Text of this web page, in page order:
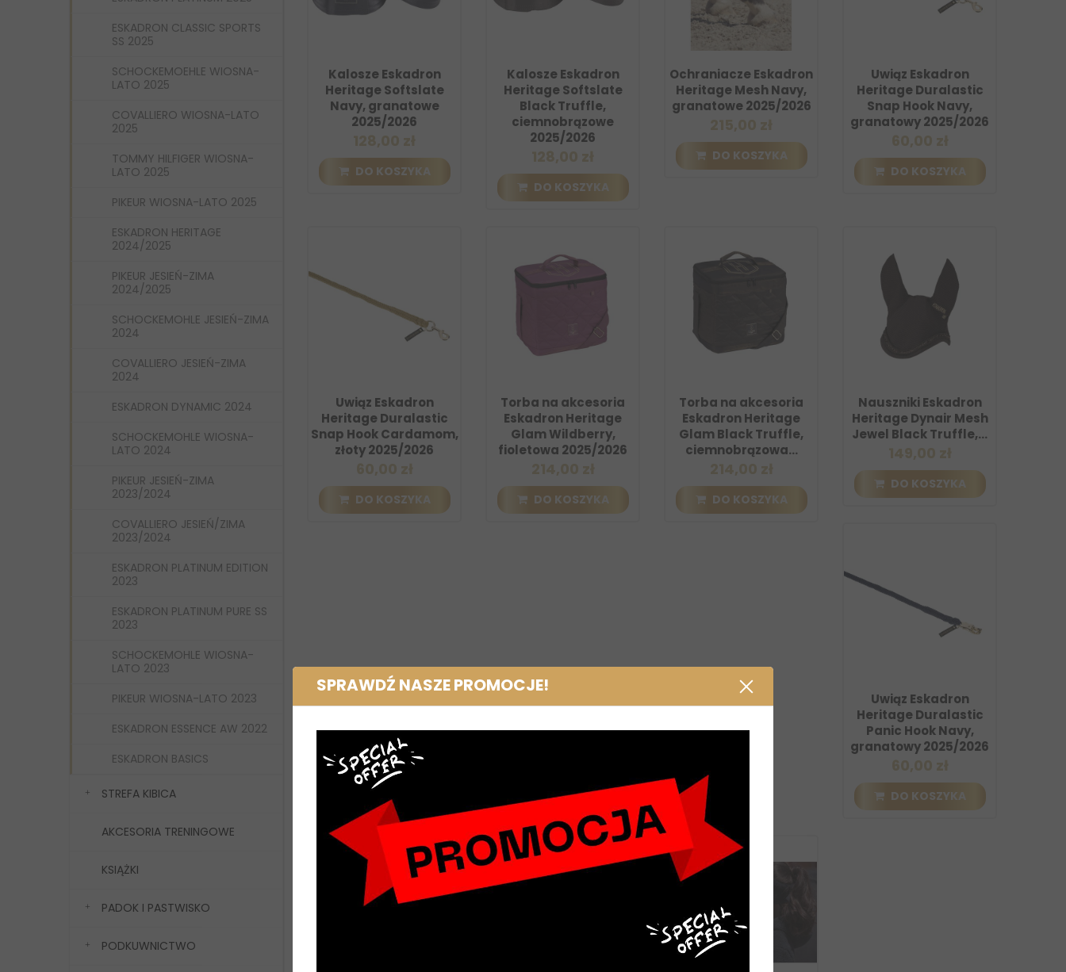
SPRAWDŹ NASZE PROMOCJE!
ESKADRON CLASSIC SPORTS
SS 2025
SCHOCKEMOEHLE WIOSNA-
LATO 2025
COVALLIERO WIOSNA-LATO
2025
TOMMY HILFIGER WIOSNA-
LATO 2025
PIKEUR WIOSNA-LATO 2025
ESKADRON HERITAGE
2024/2025
PIKEUR JESIEŃ-ZIMA
2024/2025
SCHOCKEMOHLE JESIEŃ-ZIMA
2024
COVALLIERO JESIEŃ-ZIMA
2024
ESKADRON DYNAMIC 2024
SCHOCKEMOHLE WIOSNA-
LATO 2024
PIKEUR JESIEŃ-ZIMA
2023/2024
COVALLIERO JESIEŃ/ZIMA
2023/2024
ESKADRON PLATINUM EDITION
2023
ESKADRON PLATINUM PURE SS
2023
SCHOCKEMOHLE WIOSNA-
LATO 2023
PIKEUR WIOSNA-LATO 2023
ESKADRON ESSENCE AW 2022
ESKADRON BASICS
STREFA KIBICA
AKCESORIA TRENINGOWE
KSIĄŻKI
PADOK I PASTWISKO
PODKUWNICTWO
Kalosze Eskadron
Heritage Softslate
Navy, granatowe
2025/2026
DO KOSZYKA
Kalosze Eskadron
Heritage Softslate
Black Truffle,
ciemnobrązowe
2025/2026
DO KOSZYKA
Ochraniacze Eskadron
Heritage Mesh Navy,
granatowe 2025/2026
DO KOSZYKA
Uwiąz Eskadron
Heritage Duralastic
Snap Hook Navy,
granatowy 2025/2026
DO KOSZYKA
Uwiąz Eskadron
Heritage Duralastic
Snap Hook Cardamom,
złoty 2025/2026
DO KOSZYKA
Torba na akcesoria
Eskadron Heritage
Glam Wildberry,
fioletowa 2025/2026
DO KOSZYKA
Torba na akcesoria
Eskadron Heritage
Glam Black Truffle,
ciemnobrązowa...
DO KOSZYKA
Nauszniki Eskadron
Heritage Dynair Mesh
Jewel Black Truffle,...
DO KOSZYKA
Uwiąz Eskadron
Heritage Duralastic
Panic Hook Navy,
granatowy 2025/2026
DO KOSZYKA